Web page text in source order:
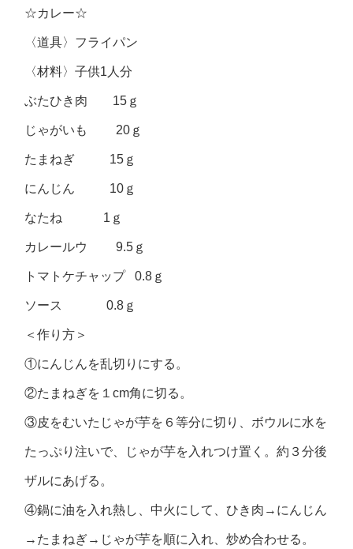
☆カレー☆
〈道具〉フライパン
〈材料〉子供1人分
ぶたひき肉 15ｇ
じゃがいも 20ｇ
たまねぎ 15ｇ
にんじん 10ｇ
なたね 1ｇ
カレールウ 9.5ｇ
トマトケチャップ 0.8ｇ
ソース 0.8ｇ
＜作り方＞
①にんじんを乱切りにする。
②たまねぎを１cm角に切る。
③皮をむいたじゃが芋を６等分に切り、ボウルに水を
たっぷり注いで、じゃが芋を入れつけ置く。約３分後
ザルにあげる。
④鍋に油を入れ熱し、中火にして、ひき肉→にんじん
→たまねぎ→じゃが芋を順に入れ、炒め合わせる。